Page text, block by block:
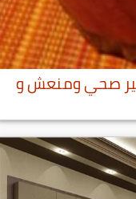
صحي ومنعش و